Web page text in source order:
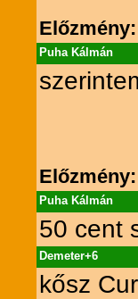
Előzmény:
Puha Kálmán
Előzmény:
Puha Kálmán
50 cent
Demeter+6
kősz